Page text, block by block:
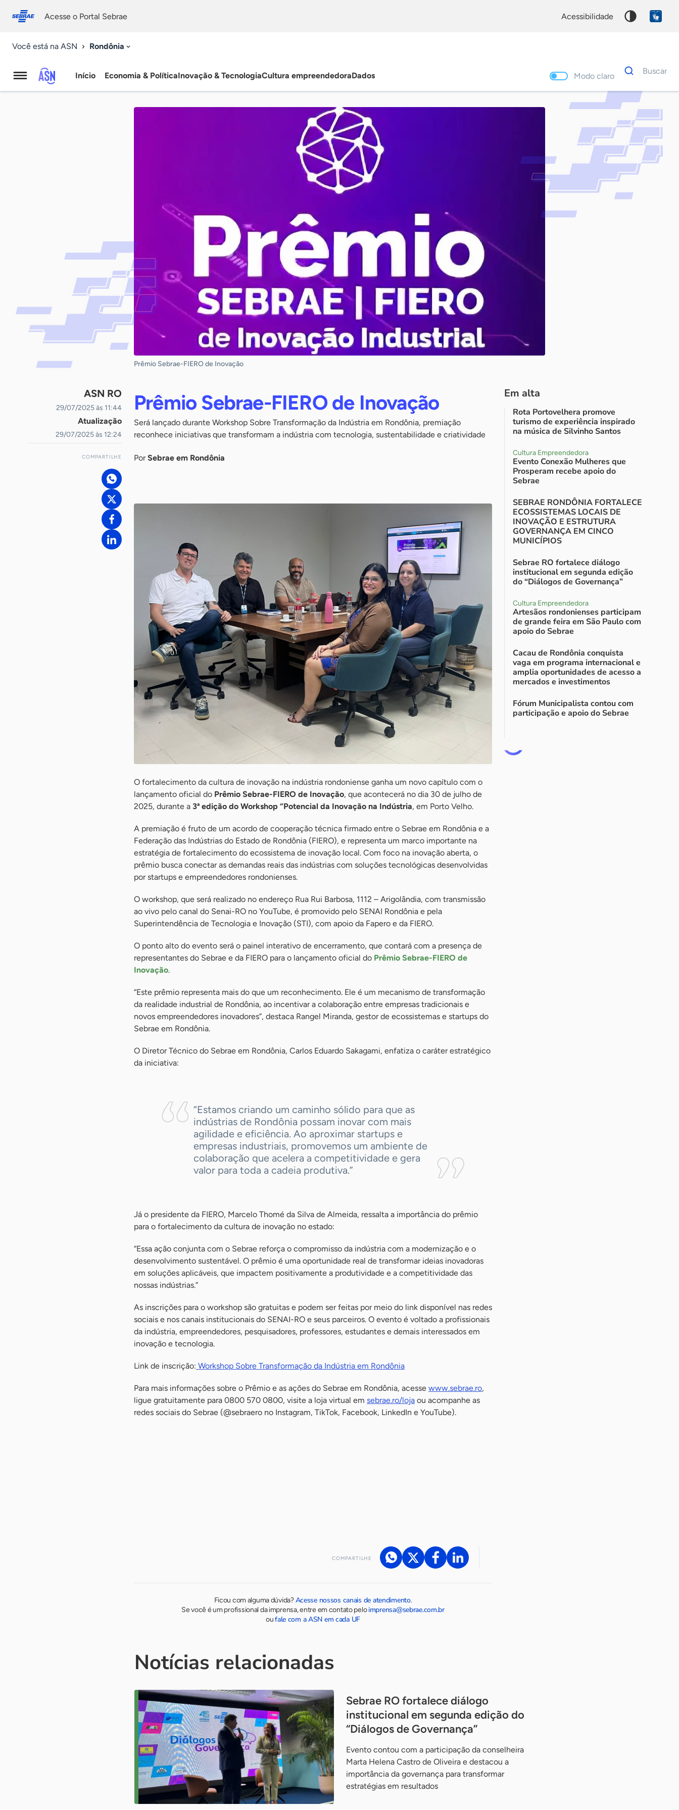
conosco
Acesse o Portal Sebrae acessibilidade
Você está na ASN Rondônia
Agência
Início Economia & PolíticaInovação & TecnologiaCultura empreendedoraDados Modo claro
Dados
para
Buscar
Palavra
chave
Prêmio Sebrae-FIERO de Inovação
ASN RO
29/07/2025 às 11:44
Atualização
29/07/2025 às 12:24
COMPARTILHE
Prêmio Sebrae-FIERO de Inovação
Será lançado durante Workshop Sobre Transformação da Indústria em Rondônia, premiação
reconhece iniciativas que transformam a indústria com tecnologia, sustentabilidade e criatividade
PorSebrae em Rondônia
O fortalecimento da cultura de inovação na indústria rondoniense ganha um novo capítulo com o
lançamento oficial do Prêmio Sebrae-FIERO de Inovação, que acontecerá no dia 30 de julho de
2025, durante a 3ª edição do Workshop “Potencial da Inovação na Indústria, em Porto Velho.
A premiação é fruto de um acordo de cooperação técnica firmado entre o Sebrae em Rondônia e a
Federação das Indústrias do Estado de Rondônia (FIERO), e representa um marco importante na
estratégia de fortalecimento do ecossistema de inovação local. Com foco na inovação aberta, o
prêmio busca conectar as demandas reais das indústrias com soluções tecnológicas desenvolvidas
por startups e empreendedores rondonienses.
O workshop, que será realizado no endereço Rua Rui Barbosa, 1112 – Arigolândia, com transmissão
ao vivo pelo canal do Senai-RO no YouTube, é promovido pelo SENAI Rondônia e pela
Superintendência de Tecnologia e Inovação (STI), com apoio da Fapero e da FIERO.
O ponto alto do evento será o painel interativo de encerramento, que contará com a presença de
representantes do Sebrae e da FIERO para o lançamento oficial do Prêmio Sebrae-FIERO de
Inovação.
“Este prêmio representa mais do que um reconhecimento. Ele é um mecanismo de transformação
da realidade industrial de Rondônia, ao incentivar a colaboração entre empresas tradicionais e
novos empreendedores inovadores”, destaca Rangel Miranda, gestor de ecossistemas e startups do
Sebrae em Rondônia.
O Diretor Técnico do Sebrae em Rondônia, Carlos Eduardo Sakagami, enfatiza o caráter estratégico
da iniciativa:
“Estamos criando um caminho sólido para que as
indústrias de Rondônia possam inovar com mais
agilidade e eficiência. Ao aproximar startups e
empresas industriais, promovemos um ambiente de
colaboração que acelera a competitividade e gera
valor para toda a cadeia produtiva.”
Já o presidente da FIERO, Marcelo Thomé da Silva de Almeida, ressalta a importância do prêmio
para o fortalecimento da cultura de inovação no estado:
“Essa ação conjunta com o Sebrae reforça o compromisso da indústria com a modernização e o
desenvolvimento sustentável. O prêmio é uma oportunidade real de transformar ideias inovadoras
em soluções aplicáveis, que impactem positivamente a produtividade e a competitividade das
nossas indústrias.”
As inscrições para o workshop são gratuitas e podem ser feitas por meio do link disponível nas redes
sociais e nos canais institucionais do SENAI-RO e seus parceiros. O evento é voltado a profissionais
da indústria, empreendedores, pesquisadores, professores, estudantes e demais interessados em
inovação e tecnologia.
Link de inscrição: Workshop Sobre Transformação da Indústria em Rondônia
Para mais informações sobre o Prêmio e as ações do Sebrae em Rondônia, acesse www.sebrae.ro,
ligue gratuitamente para 0800 570 0800, visite a loja virtual em sebrae.ro/loja ou acompanhe as
redes sociais do Sebrae (@sebraero no Instagram, TikTok, Facebook, LinkedIn e YouTube).
COMPARTILHE
Ficou com alguma dúvida?Acesse nossos canais de atendimento.
Se você é um profissional da imprensa, entre em contato peloimprensa@sebrae.com.br
oufale com a ASN em cada UF
Em alta
Rota Portovelhera promove
turismo de experiência inspirado
na música de Silvinho Santos
Cultura Empreendedora
Evento Conexão Mulheres que
Prosperam recebe apoio do
Sebrae
SEBRAE RONDÔNIA FORTALECE
ECOSSISTEMAS LOCAIS DE
INOVAÇÃO E ESTRUTURA
GOVERNANÇA EM CINCO
MUNICÍPIOS
Sebrae RO fortalece diálogo
institucional em segunda edição
do “Diálogos de Governança”
Cultura Empreendedora
Artesãos rondonienses participam
de grande feira em São Paulo com
apoio do Sebrae
Cacau de Rondônia conquista
vaga em programa internacional e
amplia oportunidades de acesso a
mercados e investimentos
Fórum Municipalista contou com
participação e apoio do Sebrae
Notícias relacionadas
Sebrae RO fortalece diálogo
institucional em segunda edição do
“Diálogos de Governança”
Evento contou com a participação da conselheira
Marta Helena Castro de Oliveira e destacou a
importância da governança para transformar
estratégias em resultados